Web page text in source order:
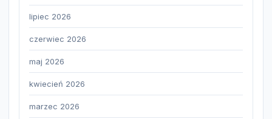
lipiec 2026
czerwiec 2026
maj 2026
kwiecień 2026
marzec 2026